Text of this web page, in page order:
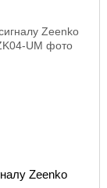
Zeenko